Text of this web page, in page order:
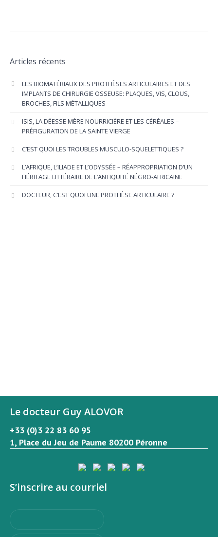
Articles récents
LES BIOMATÉRIAUX DES PROTHÈSES ARTICULAIRES ET DES
IMPLANTS DE CHIRURGIE OSSEUSE: PLAQUES, VIS, CLOUS,
BROCHES, FILS MÉTALLIQUES
ISIS, LA DÉESSE MÈRE NOURRICIÈRE ET LES CÉRÉALES –
PRÉFIGURATION DE LA SAINTE VIERGE
C’EST QUOI LES TROUBLES MUSCULO-SQUELETTIQUES ?
L’AFRIQUE, L’ILIADE ET L’ODYSSÉE – RÉAPPROPRIATION D’UN
HÉRITAGE LITTÉRAIRE DE L’ANTIQUITÉ NÉGRO-AFRICAINE
DOCTEUR, C’EST QUOI UNE PROTHÈSE ARTICULAIRE ?
Le docteur Guy ALOVOR
+33 (0)3 22 83 60 95
1, Place du Jeu de Paume 80200 Péronne
S’inscrire au courriel